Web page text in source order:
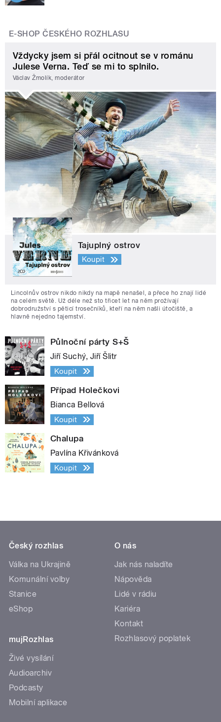
E-SHOP ČESKÉHO ROZHLASU
Vždycky jsem si přál ocitnout se v románu
Julese Verna. Teď se mi to splnilo.
Václav Žmolík, moderátor
Tajuplný ostrov
Koupit
Lincolnův ostrov nikdo nikdy na mapě nenašel, a přece ho znají lidé
na celém světě. Už déle než sto třicet let na něm prožívají
dobrodružství s pěticí trosečníků, kteří na něm našli útočiště, a
hlavně nejedno tajemství.
Půlnoční párty S+Š
Jiří Suchý, Jiří Šlitr
Koupit
Případ Holečkovi
Bianca Bellová
Koupit
Chalupa
Pavlína Křivánková
Koupit
Český rozhlas
Válka na Ukrajině
Komunální volby
Stanice
eShop
mujRozhlas
Živé vysílání
Audioarchiv
Podcasty
Mobilní aplikace
O nás
Jak nás naladíte
Nápověda
Lidé v rádiu
Kariéra
Kontakt
Rozhlasový poplatek